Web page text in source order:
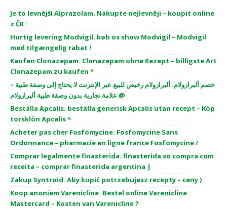
Je to levnější Alprazolam. Nakupte nejlevněji – koupit online
z ČR :
Hurtig levering Modvigil. køb os show Modvigil – Modvigil
med tilgængelig rabat !
Kaufen Clonazepam. Clonazepam ohne Rezept – billigste Art
Clonazepam zu kaufen *
خصم ألبرازولام. ألبرازولام رخيص للبيع عبر الإنترنت لا يحتاج إلى وصفة طبية –
علامة تجارية بدون وصفة طبية ألبرازولام @
Beställa Apcalis. beställa generisk Apcalis utan recept – Köp
torsklön Apcalis ^
Acheter pas cher Fosfomycine. Fosfomycine Sans
Ordonnance – pharmacie en ligne france Fosfomycine /
Comprar legalmente finasterida. finasterida so compra com
receita – comprar finasterida argentina |
Zakup Syntroid. Aby kupić potrzebujesz recepty – ceny )
Koop anoniem Varenicline. Bestel online Varenicline
Mastercard – Kosten van Varenicline ?